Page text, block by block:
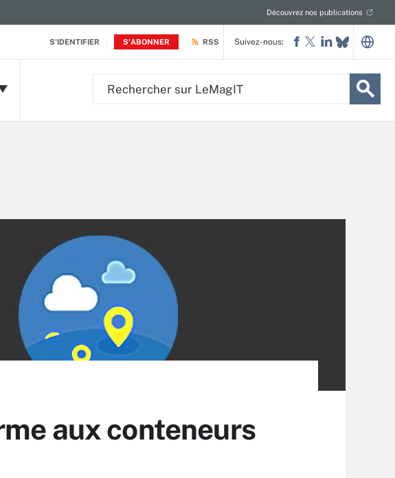
S'IDENTIFIER S'ABONNER
Découvrez nos publications
RSS Suivez-nous:
aux conteneurs